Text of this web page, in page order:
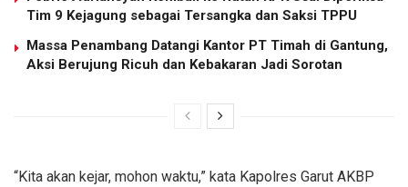
Tim 9 Kejagung sebagai Tersangka dan Saksi TPPU
Massa Penambang Datangi Kantor PT Timah di Gantung,
Aksi Berujung Ricuh dan Kebakaran Jadi Sorotan
“Kita akan kejar, mohon waktu,” kata Kapolres Garut AKBP